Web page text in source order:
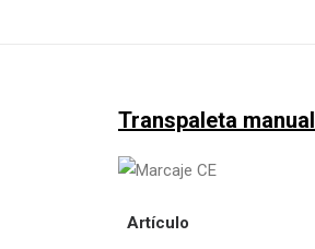
Transpaleta
Artículo